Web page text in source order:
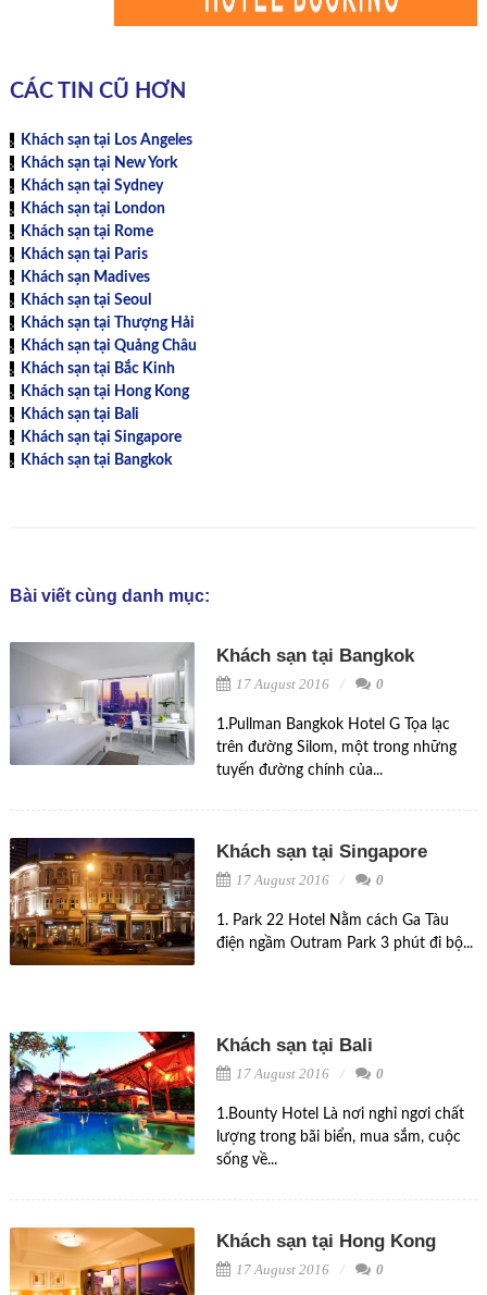
CÁC TIN CŨ HƠN
Khách sạn tại Los Angeles
Khách sạn tại New York
Khách sạn tại Sydney
Khách sạn tại London
Khách sạn tại Rome
Khách sạn tại Paris
Khách sạn Madives
Khách sạn tại Seoul
Khách sạn tại Thượng Hải
Khách sạn tại Quảng Châu
Khách sạn tại Bắc Kinh
Khách sạn tại Hong Kong
Khách sạn tại Bali
Khách sạn tại Singapore
Khách sạn tại Bangkok
Bài viết cùng danh mục:
Khách sạn tại Bangkok
17 August 2016 0
1.Pullman Bangkok Hotel G Tọa lạc
trên đường Silom, một trong những
tuyến đường chính của...
Khách sạn tại Singapore
17 August 2016 0
1. Park 22 Hotel Nằm cách Ga Tàu
điện ngầm Outram Park 3 phút đi bộ...
Khách sạn tại Bali
17 August 2016 0
1.Bounty Hotel Là nơi nghỉ ngơi chất
lượng trong bãi biển, mua sắm, cuộc
sống về...
Khách sạn tại Hong Kong
17 August 2016 0